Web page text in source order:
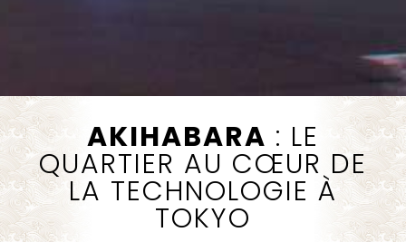
AKIHABARA : LE
QUARTIER AU CŒUR DE
LA TECHNOLOGIE À
TOKYO